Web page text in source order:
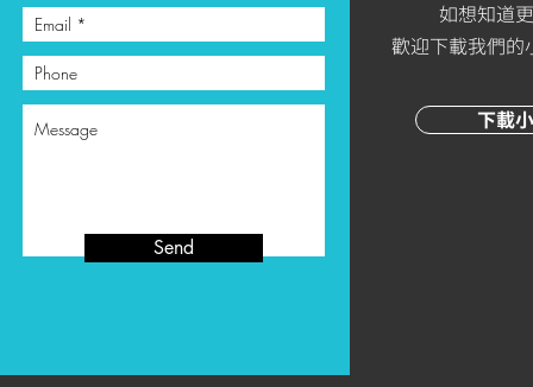
Send
如想知道
歡迎下載我們的
下載